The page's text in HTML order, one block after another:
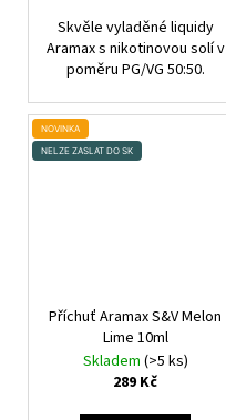
Skvěle vyladěné liquidy
Aramax s nikotinovou solí v
poměru PG/VG 50:50.
NOVINKA
NELZE ZASLAT DO SK
Příchuť Aramax S&V Melon
Lime 10ml
Skladem (>5 ks)
289 Kč